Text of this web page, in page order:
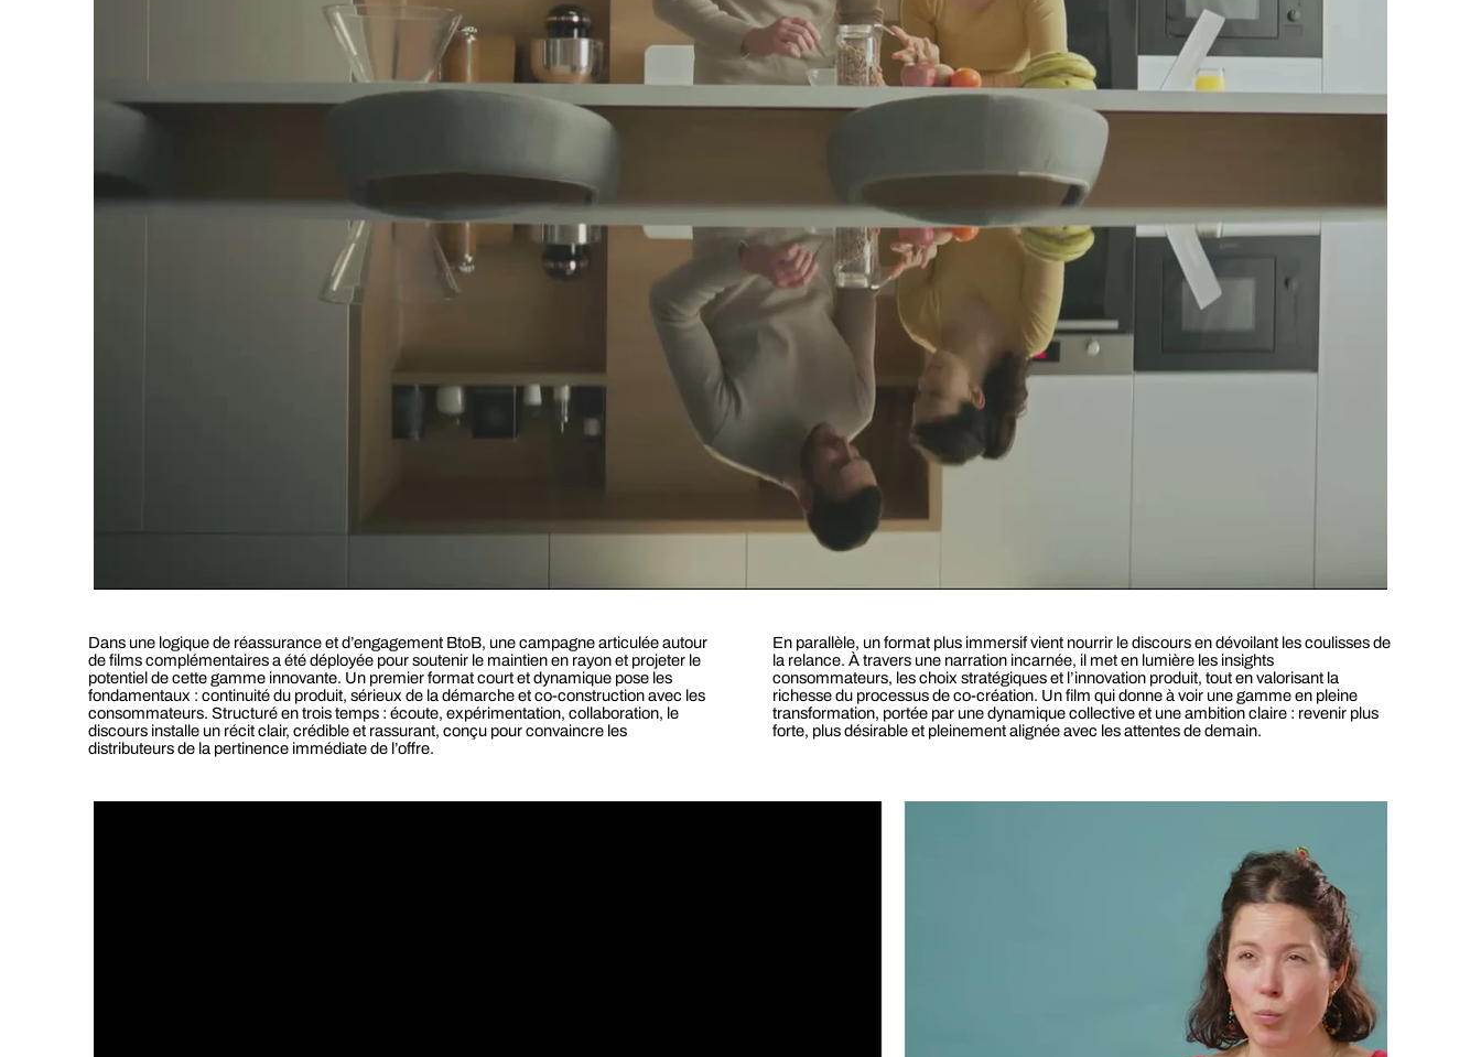
Dans une logique de réassurance et d’engagement BtoB, une campagne articulée autour
de films complémentaires a été déployée pour soutenir le maintien en rayon et projeter le
potentiel de cette gamme innovante. Un premier format court et dynamique pose les
fondamentaux : continuité du produit, sérieux de la démarche et co-construction avec les
consommateurs. Structuré en trois temps : écoute, expérimentation, collaboration, le
discours installe un récit clair, crédible et rassurant, conçu pour convaincre les
distributeurs de la pertinence immédiate de l’offre.
En parallèle, un format plus immersif vient nourrir le discours en dévoilant les coulisses de
la relance. À travers une narration incarnée, il met en lumière les insights
consommateurs, les choix stratégiques et l’innovation produit, tout en valorisant la
richesse du processus de co-création. Un film qui donne à voir une gamme en pleine
transformation, portée par une dynamique collective et une ambition claire : revenir plus
forte, plus désirable et pleinement alignée avec les attentes de demain.